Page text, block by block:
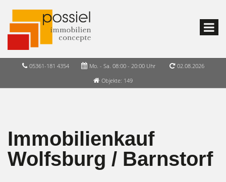
05361-181 4354 Mo. - Sa. 08:00 - 20:00 Uhr
02.08.2026
Objekte: 149
Immobilienkauf
Wolfsburg / Barnstorf